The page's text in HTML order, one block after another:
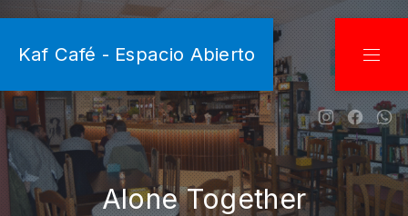
Kaf Café - Espacio Abierto
NewNew
Alone Together